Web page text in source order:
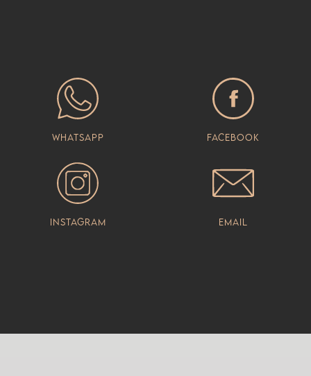
Whatsapp Facebook
Instagram Email